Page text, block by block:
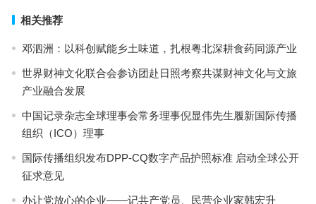
相关推荐
邓泗洲：以科创赋能乡土味道，扎根粤北深耕食药同源产业
世界财神文化联合会参访团赴日照考察共谋财神文化与文旅
产业融合发展
中国记录杂志全球理事会常务理事倪显伟先生履新国际传播
组织（ICO）理事
国际传播组织发布DPP-CQ数字产品护照标准 启动全球公开
征求意见
办让党放心的企业——记共产党员、民营企业家韩宏升